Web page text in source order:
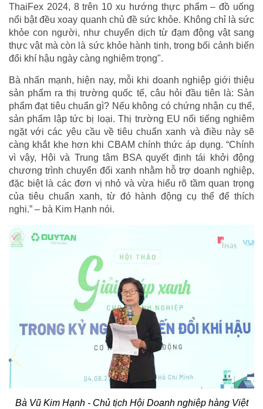
ThaiFex 2024, 8 trên 10 xu hướng thực phẩm – đồ uống
nổi bật đều xoay quanh chủ đề sức khỏe. Không chỉ là sức
khỏe con người, như chuyển dịch từ đạm động vật sang
thực vật mà còn là sức khỏe hành tinh, trong bối cảnh biến
đổi khí hậu ngày càng nghiêm trọng".
Bà nhấn mạnh, hiện nay, mỗi khi doanh nghiệp giới thiệu
sản phẩm ra thị trường quốc tế, câu hỏi đầu tiên là: Sản
phẩm đạt tiêu chuẩn gì? Nếu không có chứng nhận cụ thể,
sản phẩm lập tức bị loại. Thị trường EU nổi tiếng nghiêm
ngặt với các yêu cầu về tiêu chuẩn xanh và điều này sẽ
càng khắt khe hơn khi CBAM chính thức áp dụng. “Chính
vì vậy, Hội và Trung tâm BSA quyết định tái khởi động
chương trình chuyển đổi xanh nhằm hỗ trợ doanh nghiệp,
đặc biệt là các đơn vị nhỏ và vừa hiểu rõ tầm quan trọng
của tiêu chuẩn xanh, từ đó hành động cụ thể để thích
nghi.” – bà Kim Hạnh nói.
Bà Vũ Kim Hạnh - Chủ tịch Hội Doanh nghiệp hàng Việt